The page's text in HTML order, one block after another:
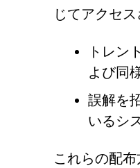
じてアクセス
トレン
よび同
誤解を
いるシ
これらの配